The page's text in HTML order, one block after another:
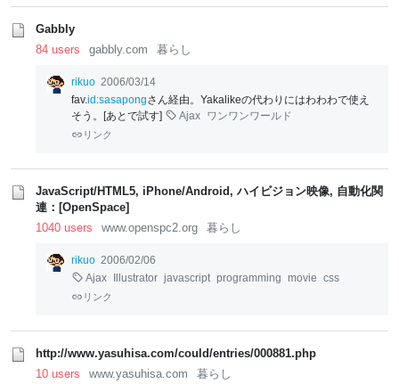
Gabbly
84 users
gabbly.com 暮らし
rikuo 2006/03/14
fav.id:sasapongさん経由。Yakalikeの代わりにはわわわで使え
そう。[あとで試す]
Ajax ワンワンワールド
リンク
JavaScript/HTML5, iPhone/Android, ハイビジョン映像, 自動化関
連：[OpenSpace]
1040 users
www.openspc2.org 暮らし
rikuo 2006/02/06
Ajax
Illustrator javascript programming movie css
リンク
http://www.yasuhisa.com/could/entries/000881.php
10 users
www.yasuhisa.com 暮らし